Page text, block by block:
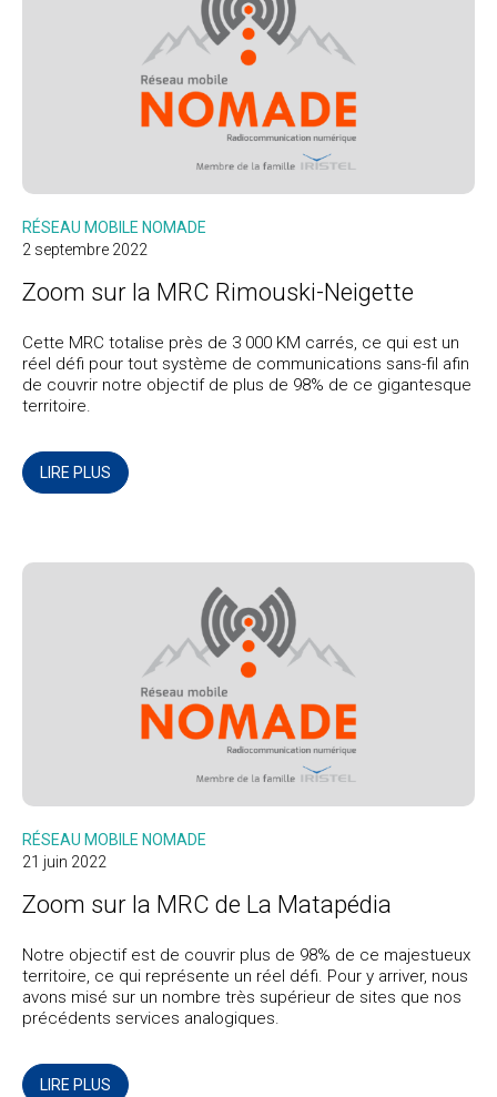
RÉSEAU MOBILE NOMADE
2 septembre 2022
Zoom sur la MRC Rimouski-Neigette
Cette MRC totalise près de 3 000 KM carrés, ce qui est un
réel défi pour tout système de communications sans-fil afin
de couvrir notre objectif de plus de 98% de ce gigantesque
territoire.
LIRE PLUS
RÉSEAU MOBILE NOMADE
21 juin 2022
Zoom sur la MRC de La Matapédia
Notre objectif est de couvrir plus de 98% de ce majestueux
territoire, ce qui représente un réel défi. Pour y arriver, nous
avons misé sur un nombre très supérieur de sites que nos
précédents services analogiques.
LIRE PLUS